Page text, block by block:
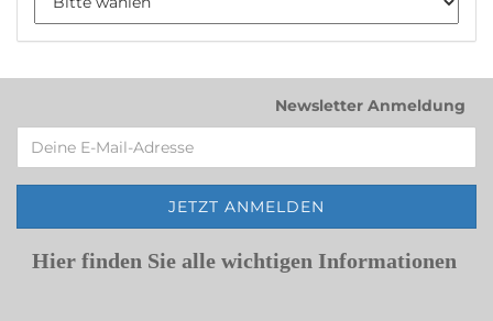
Newsletter Anmeldung
Hier finden Sie alle wichtigen Informationen